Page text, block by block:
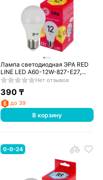
Лампа светодиодная ЭРА RED
LINE LED A60-12W-827-E27,
теплый
Нет отзывов
390 ₸
до 39
В корзину
0-0-24